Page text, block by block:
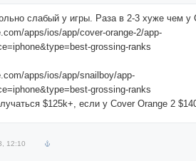
слабый у игры. Раза в 2-3 хуже чем у
apps/ios/app/cover-orange-2/app-
grossing-ranks
apps/ios/app/snailboy/app-
grossing-ranks
$125k+, если у Cover Orange 2
12:10